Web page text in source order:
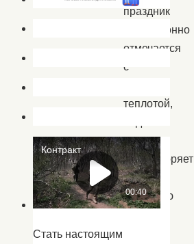
праздник
традиционно
отмечается
с
теплотой,
он
олицетворяет
собой
огромную
Стать настоящим